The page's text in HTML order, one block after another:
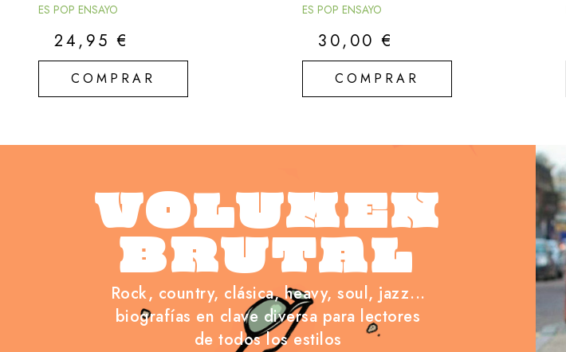
ES POP ENSAYO
24,95€
COMPRAR
ES POP ENSAYO
30,00€
COMPRAR
VOLUMEN
BRUTAL
Rock, country, clásica, heavy, soul, jazz...
biografías en clave diversa para lectores
de todos los estilos